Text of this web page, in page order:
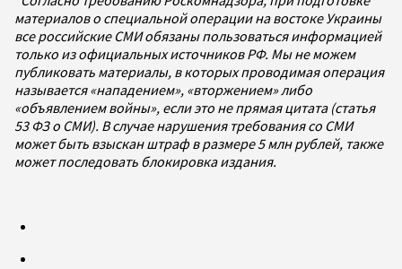
материалов о специальной операции на востоке Украины
все российские СМИ обязаны пользоваться информацией
только из официальных источников РФ. Мы не можем
публиковать материалы, в которых проводимая операция
называется «нападением», «вторжением» либо
«объявлением войны», если это не прямая цитата (статья
53 ФЗ о СМИ). В случае нарушения требования со СМИ
может быть взыскан штраф в размере 5 млн рублей, также
может последовать блокировка издания.